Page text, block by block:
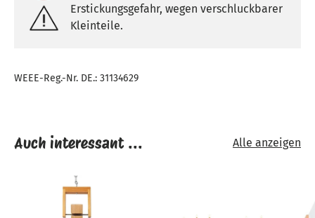
Erstickungsgefahr, wegen verschluckbarer
Kleinteile.
WEEE-Reg.-Nr. DE.: 31134629
Auch interessant ... Alle anzeigen